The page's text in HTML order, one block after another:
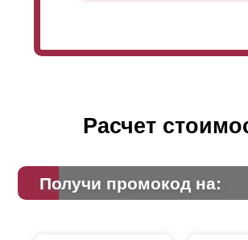
Расчет
Получи промокод на: